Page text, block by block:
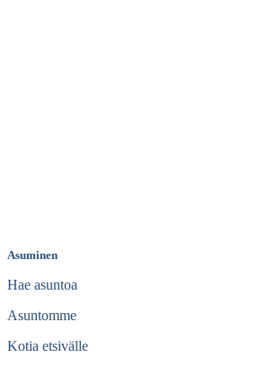
Asuminen
Hae asuntoa
Asuntomme
Kotia etsivälle